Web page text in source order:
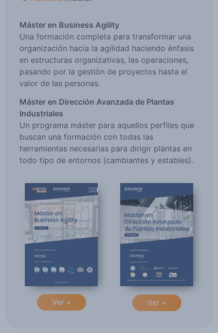
Máster en Business Agility
Una formación completa para transformar una
organización hacia la agilidad haciendo énfasis
en estructuras organizativas, las operaciones,
pasando por la gestión de proyectos hasta el
valor de las personas.
Máster en Dirección Avanzada de Plantas
Industriales
Un programa máster para aquellos perfiles que
buscan una formación con todas las
herramientas necesarias para dirigir plantas en
todo tipo de entornos (cambiantes y estables).
Ver + Ver +